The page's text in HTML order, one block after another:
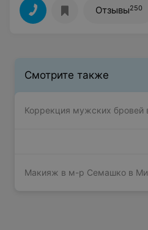
Отзывы250
Смотрите также
Коррекция мужских
Макияж в м-р Семашко в